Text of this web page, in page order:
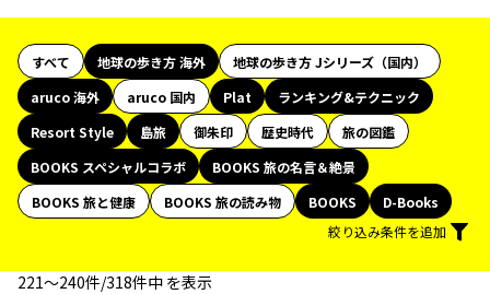
すべて 地球の歩き方 海外
地球の歩き方 Jシリーズ（国内）
aruco 海外
aruco 国内 Plat
ランキング&テクニック
Resort Style
島旅 御朱印 歴史時代
旅の図鑑
BOOKS スペシャルコラボ
BOOKS 旅の名言＆絶景
BOOKS 旅と健康
BOOKS 旅の読み物 BOOKS
D-Books
絞り込み条件を追加
221〜240件/318件中 を表示